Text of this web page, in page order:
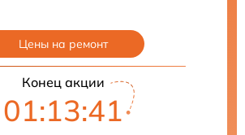
Цены на ремонт
Конец акции
01:13:41